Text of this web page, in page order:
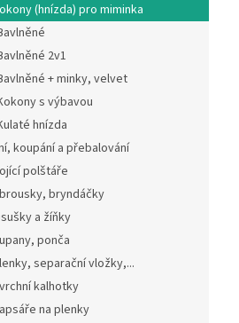
(hnízda) pro miminka
2v1
+ minky, velvet
s výbavou
hnízda
koupání a přebalování
polštáře
bryndáčky
a žíňky
ponča
separační vložky,...
kalhotky
na plenky